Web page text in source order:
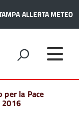
ALLERTA METEO
per la Pace
2016